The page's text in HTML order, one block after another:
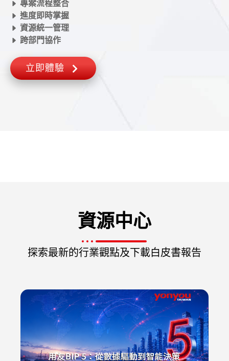
專案流程整合
進度即時掌握
資源統一管理
跨部門協作
立即體驗
資源中心
探索最新的行業觀點及下載白皮書報告